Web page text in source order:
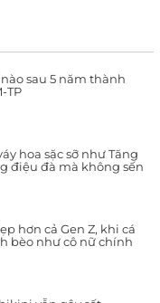
sau 5 năm thành
TP
hoa sặc sỡ như Tăng
điệu đà mà không sến
hơn cả Gen Z, khi cá
bèo như cô nữ chính